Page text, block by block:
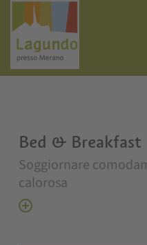
Bed & Breakfast
Soggiornare
calorosa